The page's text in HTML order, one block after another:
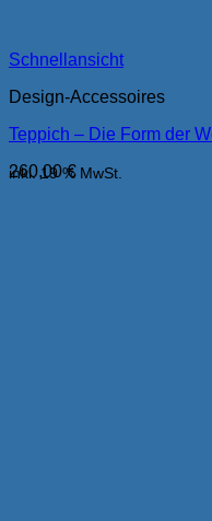
Schnellansicht
Design-Accessoires
Teppich – Die Form der
260,00€
inkl. 19 % MwSt.